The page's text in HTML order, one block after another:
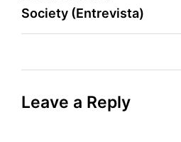
Society (Entrevista)
Leave a Reply